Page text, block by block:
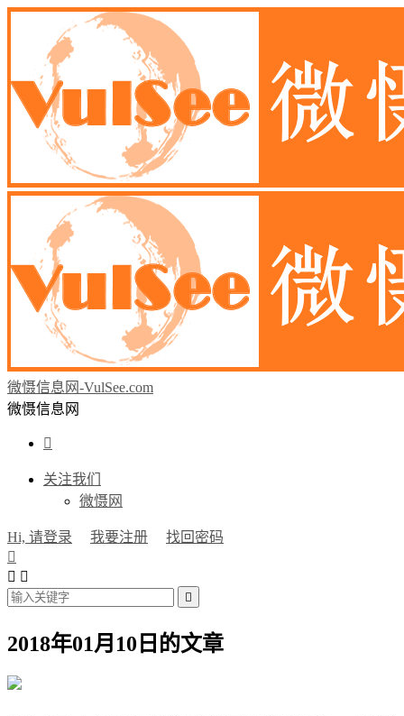
微慑信息网-VulSee.com
微慑信息网

关注我们
微慑网
Hi, 请登录 我要注册
找回密码

 

2018年01月10日的文章